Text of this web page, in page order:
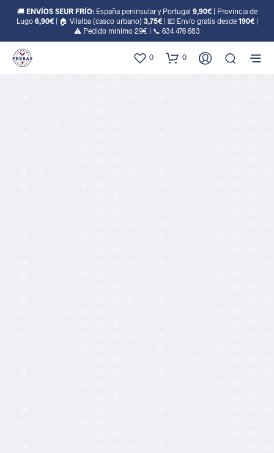
🚚 ENVÍOS SEUR FRÍO:España peninsular y Portugal 9,90€| Provincia de
Lugo 6,90€| 🏠 Vilalba (casco urbano) 3,75€| 💶 Envío gratis desde 190€|
⚠️ Pedido mínimo 29€ | 📞 634 476 683
0 0